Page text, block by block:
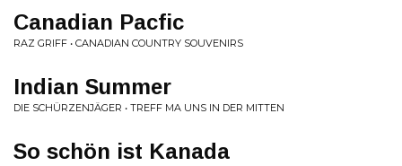
Canadian Pacfic
RAZ GRIFF • CANADIAN COUNTRY SOUVENIRS
Indian Summer
DIE SCHÜRZENJÄGER • TREFF MA UNS IN DER MITTEN
So schön ist Kanada